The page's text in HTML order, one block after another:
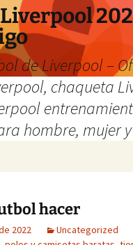
de Liverpool –
chaqueta
hombre, mujer
hacer
2022 Uncategorized